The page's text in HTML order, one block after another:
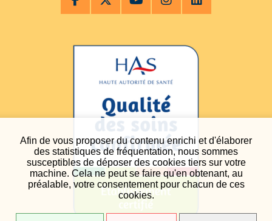
Afin de vous proposer du contenu enrichi et d'élaborer
des statistiques de fréquentation, nous sommes
susceptibles de déposer des cookies tiers sur votre
machine. Cela ne peut se faire qu'en obtenant, au
préalable, votre consentement pour chacun de ces
cookies.